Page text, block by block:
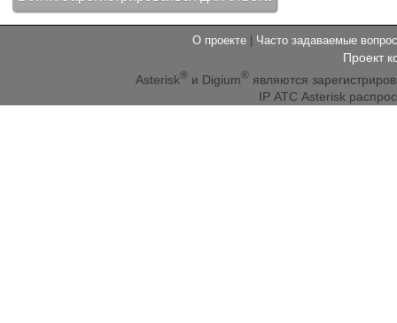
О проекте Часто задаваемые
Проект
Asterisk® и Digium® являются
IP АТС Asterisk